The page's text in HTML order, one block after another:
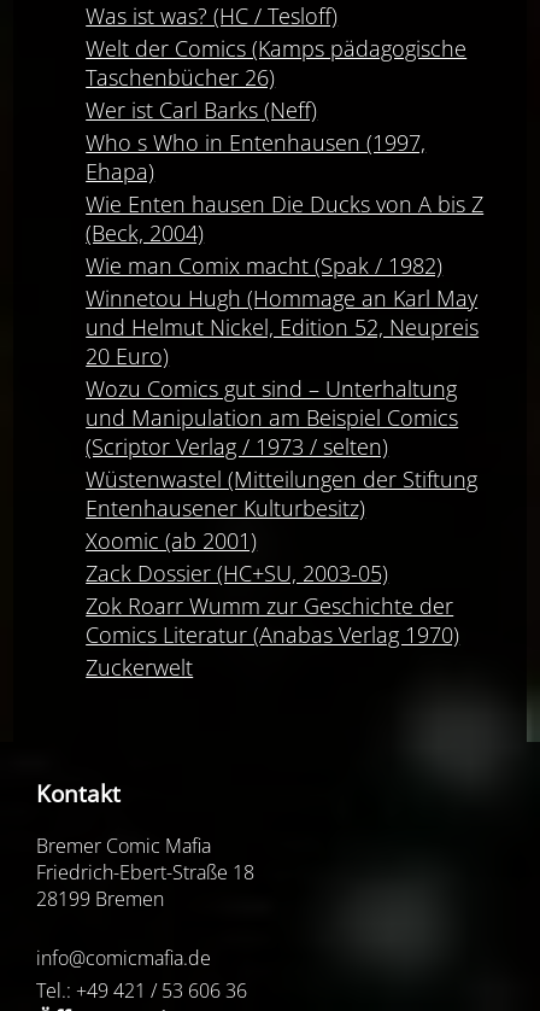
Was ist was? (HC / Tesloff)
Welt der Comics (Kamps pädagogische
Taschenbücher 26)
Wer ist Carl Barks (Neff)
Who s Who in Entenhausen (1997,
Ehapa)
Wie Enten hausen Die Ducks von A bis Z
(Beck, 2004)
Wie man Comix macht (Spak / 1982)
Winnetou Hugh (Hommage an Karl May
und Helmut Nickel, Edition 52, Neupreis
20 Euro)
Wozu Comics gut sind – Unterhaltung
und Manipulation am Beispiel Comics
(Scriptor Verlag / 1973 / selten)
Wüstenwastel (Mitteilungen der Stiftung
Entenhausener Kulturbesitz)
Xoomic (ab 2001)
Zack Dossier (HC+SU, 2003-05)
Zok Roarr Wumm zur Geschichte der
Comics Literatur (Anabas Verlag 1970)
Zuckerwelt
Kontakt
Bremer Comic Mafia
Friedrich-Ebert-Straße 18
28199 Bremen
info@comicmafia.de
Tel.: +49 421 / 53 606 36